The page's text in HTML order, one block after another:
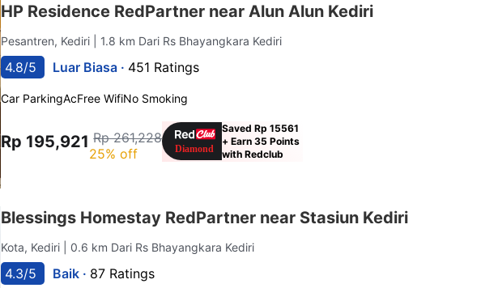
HP Residence RedPartner near Alun Alun Kediri
Pesantren, Kediri | 1.8 km Dari Rs Bhayangkara Kediri
4.8/5 Luar Biasa · 451 Ratings
Car ParkingAcFree WifiNo Smoking
Rp 195,921 Rp 261,228
25% off
Saved Rp 15561
+ Earn 35 Points
with Redclub
Blessings Homestay RedPartner near Stasiun Kediri
Kota, Kediri | 0.6 km Dari Rs Bhayangkara Kediri
4.3/5 Baik · 87 Ratings